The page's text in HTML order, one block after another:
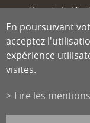
Rue de la
CH-1950
Sion
Tél.
En poursuivant
acceptez
expérience
visites.
Lire les